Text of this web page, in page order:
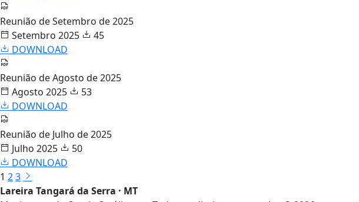
Reunião de Setembro de 2025
Setembro 2025
45
DOWNLOAD
Reunião de Agosto de 2025
Agosto 2025
53
DOWNLOAD
Reunião de Julho de 2025
Julho 2025
50
DOWNLOAD
1 23
Lareira Tangará da Serra · MT